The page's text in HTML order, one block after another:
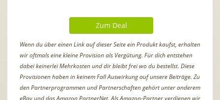
Zum Deal
Wenn du über einen Link auf dieser Seite ein Produkt kaufst, erhalten
wir oftmals eine kleine Provision als Vergütung. Für dich entstehen
dabei keinerlei Mehrkosten und dir bleibt frei wo du bestellst. Diese
Provisionen haben in keinem Fall Auswirkung auf unsere Beiträge. Zu
den Partnerprogrammen und Partnerschaften gehört unter anderem
eBay und das Amazon PartnerNet. Als Amazon-Partner verdienen wir